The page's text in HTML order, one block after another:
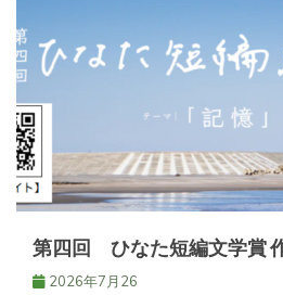
第四回 ひなた短編文学賞
2026年7月26